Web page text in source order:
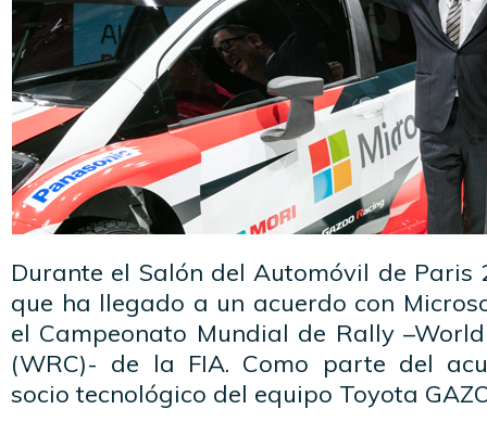
Durante el Salón del Automóvil de Paris
que ha llegado a un acuerdo con
el Campeonato Mundial de Rally
(WRC)- de la FIA. Como parte del
socio tecnológico del equipo Toyota